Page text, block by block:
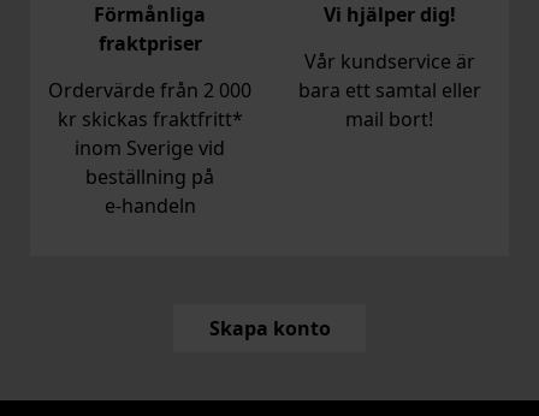
Förmånliga
fraktpriser
Ordervärde från 2 000
kr skickas fraktfritt*
inom Sverige vid
beställning på
e‑handeln
Vi hjälper dig!
Vår kundservice är
bara ett samtal eller
mail bort!
Skapa konto